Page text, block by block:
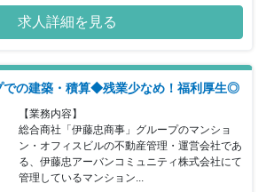
求人詳細を見る
での建築・積算◆残業少なめ！福利厚生◎
【業務内容】
総合商社「伊藤忠商事」グループのマンショ
ン・オフィスビルの不動産管理・運営会社であ
る、伊藤忠アーバンコミュニティ株式会社にて
管理しているマンション...